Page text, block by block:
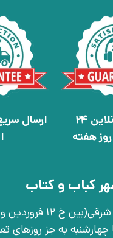
پشتیبانی آنلاین 24
ارسال
کباب و کتاب
تهران، خ انقلاب، خ 12
شنبه تا چهارشنبه به جز